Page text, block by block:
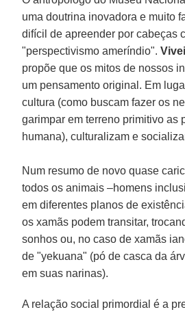
uma doutrina inovadora e muito
difícil de apreender por cabeças
"perspectivismo ameríndio".
propõe que os mitos de nossos
um pensamento original. Em
cultura (como buscam fazer os
garimpar em terreno primitivo as
humana), culturalizam e
Num resumo de novo quase
todos os animais –homens
em diferentes planos de
os xamãs podem transitar,
sonhos ou, no caso de xamãs
de "yekuana" (pó de casca da
em suas narinas).
A relação social primordial é a